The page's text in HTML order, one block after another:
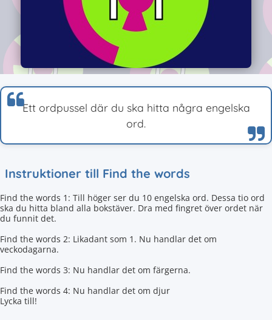
Ett ordpussel där du ska hitta några engelska
ord.
Instruktioner till Find the words
Find the words 1: Till höger ser du 10 engelska ord. Dessa tio ord
ska du hitta bland alla bokstäver. Dra med fingret över ordet när
du funnit det.
Find the words 2: Likadant som 1. Nu handlar det om
veckodagarna.
Find the words 3: Nu handlar det om färgerna.
Find the words 4: Nu handlar det om djur
Lycka till!